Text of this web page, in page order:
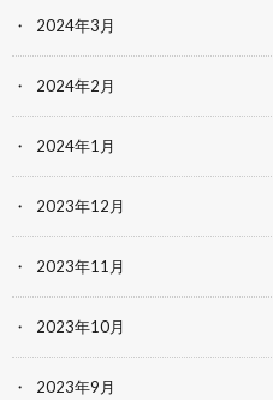
2024年3月
2024年2月
2024年1月
2023年12月
2023年11月
2023年10月
2023年9月